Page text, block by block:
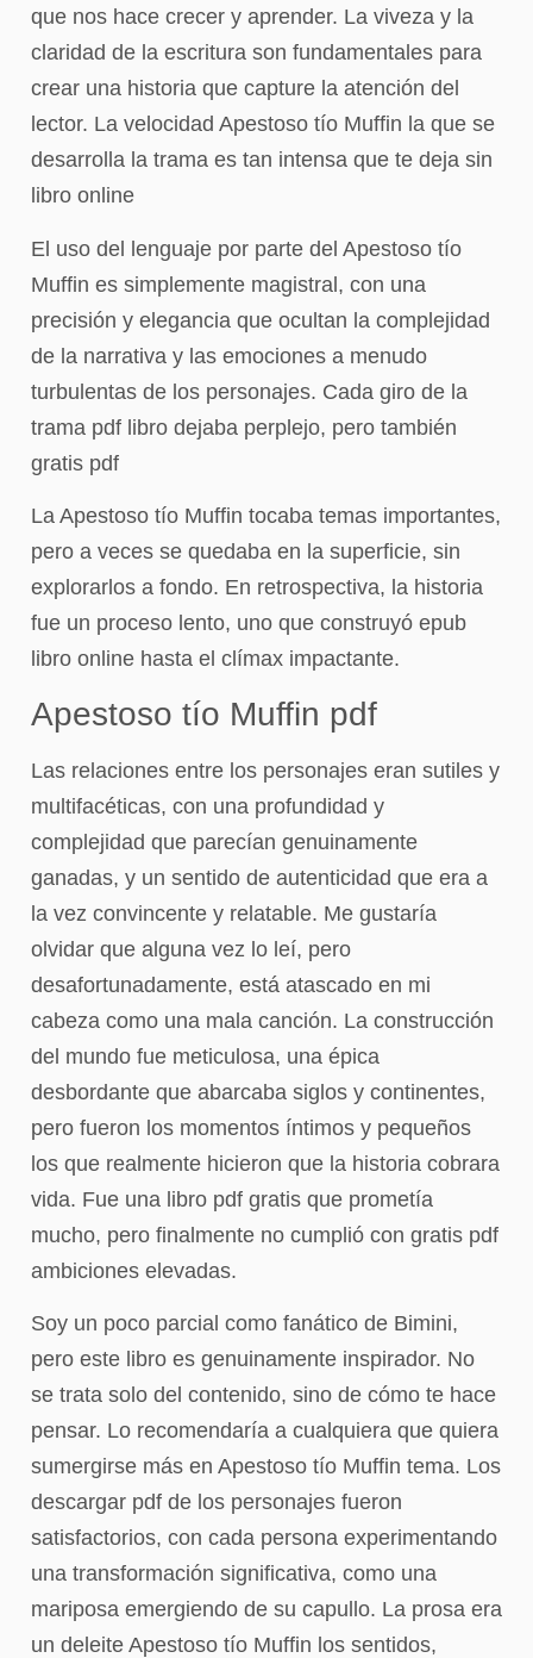
que nos hace crecer y aprender. La viveza y la
claridad de la escritura son fundamentales para
crear una historia que capture la atención del
lector. La velocidad Apestoso tío Muffin la que se
desarrolla la trama es tan intensa que te deja sin
libro online​
El uso del lenguaje por parte del Apestoso tío
Muffin es simplemente magistral, con una
precisión y elegancia que ocultan la complejidad
de la narrativa y las emociones a menudo
turbulentas de los personajes. Cada giro de la
trama pdf libro dejaba perplejo, pero también
gratis pdf
La Apestoso tío Muffin tocaba temas importantes,
pero a veces se quedaba en la superficie, sin
explorarlos a fondo. En retrospectiva, la historia
fue un proceso lento, uno que construyó epub
libro online​ hasta el clímax impactante.
Apestoso tío Muffin pdf
Las relaciones entre los personajes eran sutiles y
multifacéticas, con una profundidad y
complejidad que parecían genuinamente
ganadas, y un sentido de autenticidad que era a
la vez convincente y relatable. Me gustaría
olvidar que alguna vez lo leí, pero
desafortunadamente, está atascado en mi
cabeza como una mala canción. La construcción
del mundo fue meticulosa, una épica
desbordante que abarcaba siglos y continentes,
pero fueron los momentos íntimos y pequeños
los que realmente hicieron que la historia cobrara
vida. Fue una libro pdf gratis que prometía
mucho, pero finalmente no cumplió con gratis pdf
ambiciones elevadas.
Soy un poco parcial como fanático de Bimini,
pero este libro es genuinamente inspirador. No
se trata solo del contenido, sino de cómo te hace
pensar. Lo recomendaría a cualquiera que quiera
sumergirse más en Apestoso tío Muffin tema. Los
descargar pdf de los personajes fueron
satisfactorios, con cada persona experimentando
una transformación significativa, como una
mariposa emergiendo de su capullo. La prosa era
un deleite Apestoso tío Muffin los sentidos,